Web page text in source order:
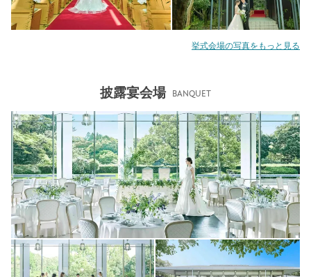
挙式会場の写真をもっと見る
披露宴会場 BANQUET